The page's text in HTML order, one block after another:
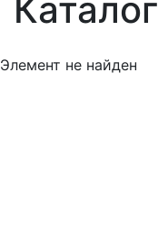
Каталог
Элемент не найден